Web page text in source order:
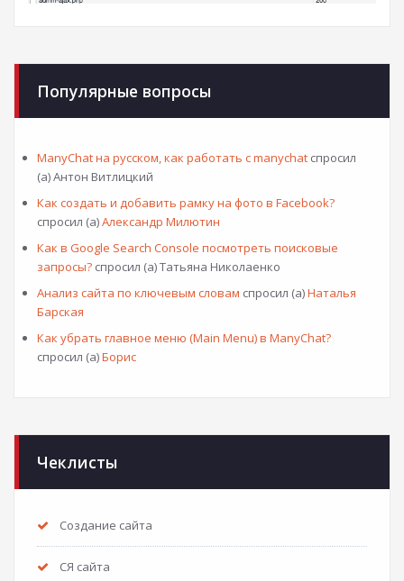
Популярные вопросы
ManyChat на русском, как работать с manychat спросил
(а) Антон Витлицкий
Как создать и добавить рамку на фото в Facebook?
спросил (а)Александр Милютин
Как в Google Search Console посмотреть поисковые
запросы? спросил (а) Татьяна Николаенко
Анализ сайта по ключевым словам спросил (а)Наталья
Барская
Как убрать главное меню (Main Menu) в ManyChat?
спросил (а)Борис
Чеклисты
Создание сайта
СЯ сайта